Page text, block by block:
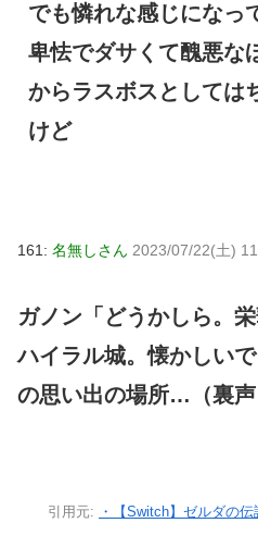
でも憐れな感じにな
卑怯でダサくて醜悪な
からラスボスとしては
けど
161: 名無しさん 2023/07/22(土)
ガノン「どうかしら。
ハイラル城。懐かしい
の思い出の場所…（裏声
引用元:
・【Switch】ゼルダの